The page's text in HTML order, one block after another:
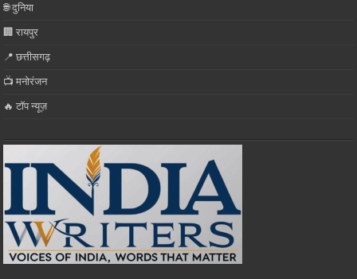
🌐 दुनिया
🏢 रायपुर
📍 छत्तीसगढ़
📺 मनोरंजन
🔥 टॉप न्यूज़